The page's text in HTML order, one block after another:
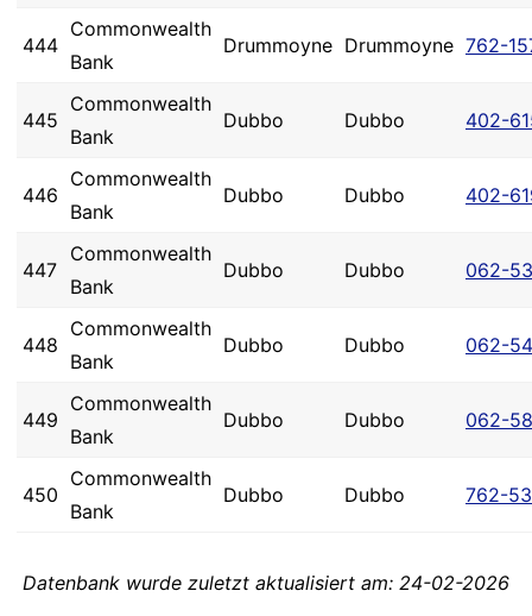
444
Commonwealth
Bank
Drummoyne Drummoyne 762-
445
Commonwealth
Bank
Dubbo Dubbo 402-
446
Commonwealth
Bank
Dubbo Dubbo 402-
447
Commonwealth
Bank
Dubbo Dubbo 062-
448
Commonwealth
Bank
Dubbo Dubbo 062-
449
Commonwealth
Bank
Dubbo Dubbo 062-
450
Commonwealth
Bank
Dubbo Dubbo 762-
Datenbank wurde zuletzt aktualisiert am: 24-02-2026